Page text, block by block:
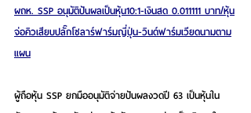
ผถห. SSP อนุมัติปันผลเป็นหุ้น10:1-เงินสด 0.011111 บาท/หุ้น
จ่อคิวเสียบปลั๊กโซลาร์ฟาร์มญี่ปุ่น-วินด์ฟาร์มเวียดนามตาม
แผน
ผู้ถือหุ้น SSP ยกมืออนุมัติจ่ายปันผลงวดปี 63 เป็นหุ้นใน